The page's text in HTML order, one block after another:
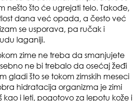
nešto što će ugrejati telo. Takođe,
dana već opada, a često već
se usporava, pa ručak i
laganiji.
zime ne treba da smanjujete
ne bi trebalo da osećaj žeđi
gladi što se tokom zimskih meseci
hidratacija organizma je zimi
i leti, pogotovo za lepotu kože i